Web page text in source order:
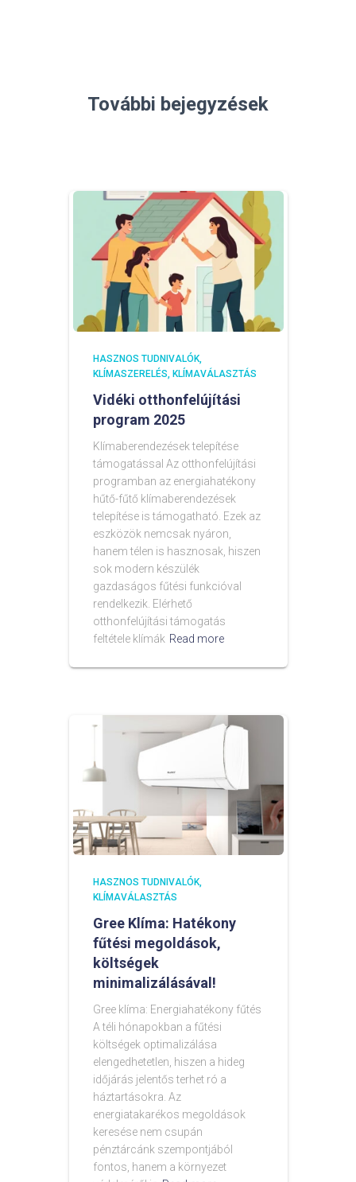
További bejegyzések
HASZNOS TUDNIVALÓK
KLÍMASZERELÉS KLÍMAVÁLASZTÁS
Vidéki otthonfelújítási
program 2025
Klímaberendezések telepítése
támogatással Az otthonfelújítási
programban az energiahatékony
hűtő-fűtő klímaberendezések
telepítése is támogatható. Ezek az
eszközök nemcsak nyáron,
hanem télen is hasznosak, hiszen
sok modern készülék
gazdaságos fűtési funkcióval
rendelkezik. Elérhető
otthonfelújítási támogatás
feltétele klímák Read more
HASZNOS TUDNIVALÓK
KLÍMAVÁLASZTÁS
Gree Klíma: Hatékony
fűtési megoldások,
költségek
minimalizálásával!
Gree klíma: Energiahatékony fűtés
A téli hónapokban a fűtési
költségek optimalizálása
elengedhetetlen, hiszen a hideg
időjárás jelentős terhet ró a
háztartásokra. Az
energiatakarékos megoldások
keresése nem csupán
pénztárcánk szempontjából
fontos, hanem a környezet